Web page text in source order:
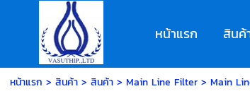
หน้าแรก สินค้
หน้าแรก > สินค้า> สินค้า> Main Line Filter> Main